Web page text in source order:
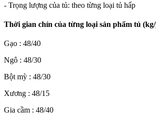
- Trọng lượng của tủ: theo từng loại tủ hấp
Thời gian chín của từng loại sản phẩm tủ
Gạo : 48/40
Ngô : 48/30
Bột mỳ : 48/30
Xương : 48/15
Gia cầm : 48/40